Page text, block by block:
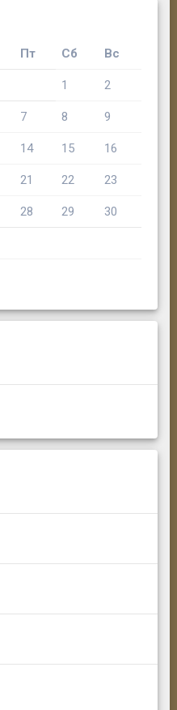
Пт Сб Вс
1 2
7 8 9
14 15 16
21 22 23
28 29 30